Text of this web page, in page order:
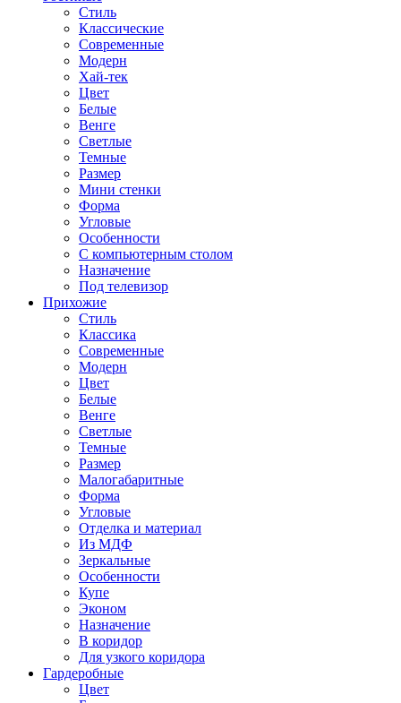
Стиль
Классические
Современные
Модерн
Хай-тек
Цвет
Белые
Венге
Светлые
Темные
Размер
Мини стенки
Форма
Угловые
Особенности
С компьютерным столом
Назначение
Под телевизор
Прихожие
Стиль
Классика
Современные
Модерн
Цвет
Белые
Венге
Светлые
Темные
Размер
Малогабаритные
Форма
Угловые
Отделка и материал
Из МДФ
Зеркальные
Особенности
Купе
Эконом
Назначение
В коридор
Для узкого коридора
Гардеробные
Цвет